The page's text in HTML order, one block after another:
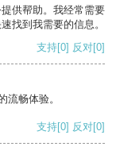
供帮助。我经常需要
找到我需要的信息。
支持[0] 反对[0]
流畅体验。
支持[0] 反对[0]